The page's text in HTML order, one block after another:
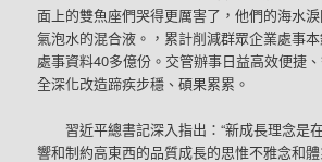
面上的雙魚座們哭得更厲害了，他們的海水
氣泡水的混合液。，累計削減群眾企業處事
處事資料40多億份。交管辦事日益高效便捷
全深化改造蹄疾步穩、碩果累累。
習近平總書記深入指出：“新成長理念是
響和制約高東西的品質成長的思惟不雅念和